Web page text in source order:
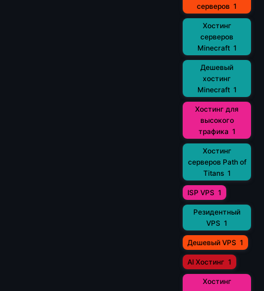
серверов 1
Хостинг
серверов
Minecraft 1
Дешевый
хостинг
Minecraft 1
Хостинг для
высокого
трафика 1
Хостинг
серверов Path of
Titans 1
ISP VPS 1
Резидентный
VPS 1
Дешевый VPS 1
AI Хостинг 1
Хостинг